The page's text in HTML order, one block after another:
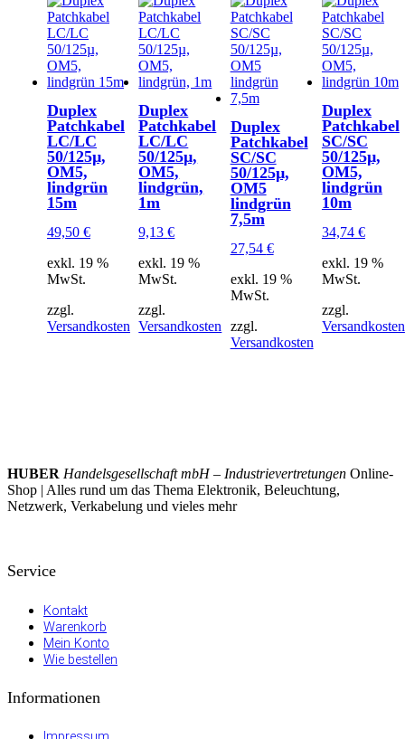
Duplex
Patchkabel
LC/LC
50/125µ,
OM5,
lindgrün
15m
49,50 €
exkl. 19 %
MwSt.
zzgl.
Versandkosten
Duplex
Patchkabel
LC/LC
50/125µ,
OM5,
lindgrün,
1m
9,13€
exkl. 19 %
MwSt.
zzgl.
Versandkosten
Duplex
Patchkabel
SC/SC
50/125µ,
OM5
lindgrün
7,5m
27,54 €
exkl. 19 %
MwSt.
zzgl.
Versandkosten
Duplex
Patchkabel
SC/SC
50/125µ,
OM5,
lindgrün
10m
34,74 €
exkl. 19 %
MwSt.
zzgl.
Versandkosten
HUBER Handelsgesellschaft mbH – Industrievertretungen Online-
Shop | Alles rund um das Thema Elektronik, Beleuchtung,
Netzwerk, Verkabelung und vieles mehr
Service
Kontakt
Warenkorb
Mein Konto
Wie bestellen
Informationen